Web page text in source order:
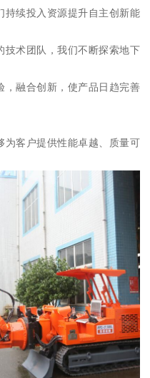
持续投入资源提升自主创新能
技术团队，我们不断探索地下
，融合创新，使产品日趋完善
为客户提供性能卓越、质量可